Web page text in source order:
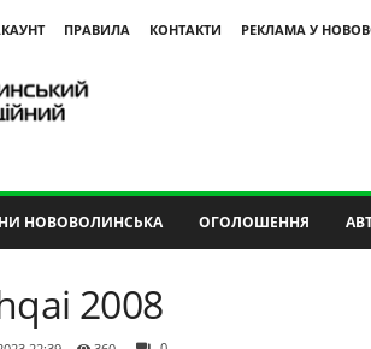
ПРАВИЛА КОНТАКТИ РЕКЛАМА У
НОВОВОЛИНСЬКА ОГОЛОШЕННЯ
2008